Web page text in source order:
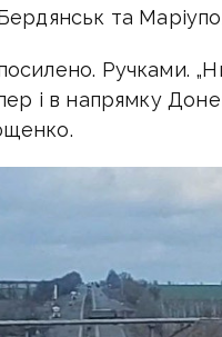
та
Ручками.
і в напрямку